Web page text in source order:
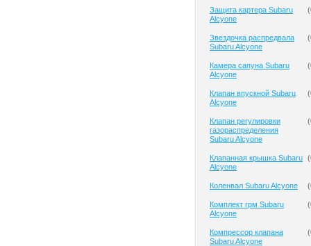
Защита картера Subaru
Alcyone
(
Звездочка распредвала
Subaru Alcyone
(
Камера сапуна Subaru
Alcyone
(
Клапан впускной Subaru
Alcyone
(
Клапан регулировки
газораспределения
Subaru Alcyone
(
Клапанная крышка Subaru
Alcyone
(
Коленвал Subaru Alcyone (
Комплект грм Subaru
Alcyone
(
Компрессор клапана
Subaru Alcyone
(